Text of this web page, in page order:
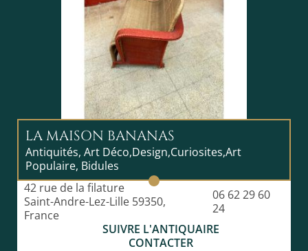
LA MAISON BANANAS
Antiquités, Art Déco,Design,Curiosites,Art
Populaire, Bidules
42 rue de la filature
Saint-Andre-Lez-Lille 59350,
France
06 62 29 60
24
SUIVRE L'ANTIQUAIRE
CONTACTER